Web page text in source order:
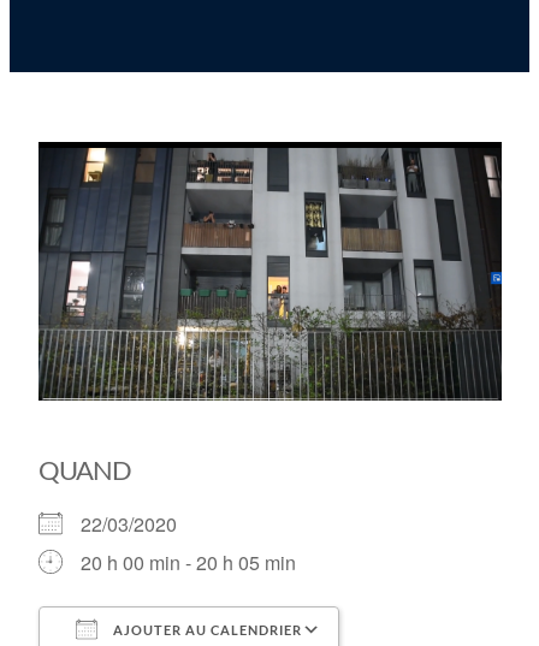
QUAND
22/03/2020
20 h 00 min - 20 h 05 min
AJOUTER AU CALENDRIER